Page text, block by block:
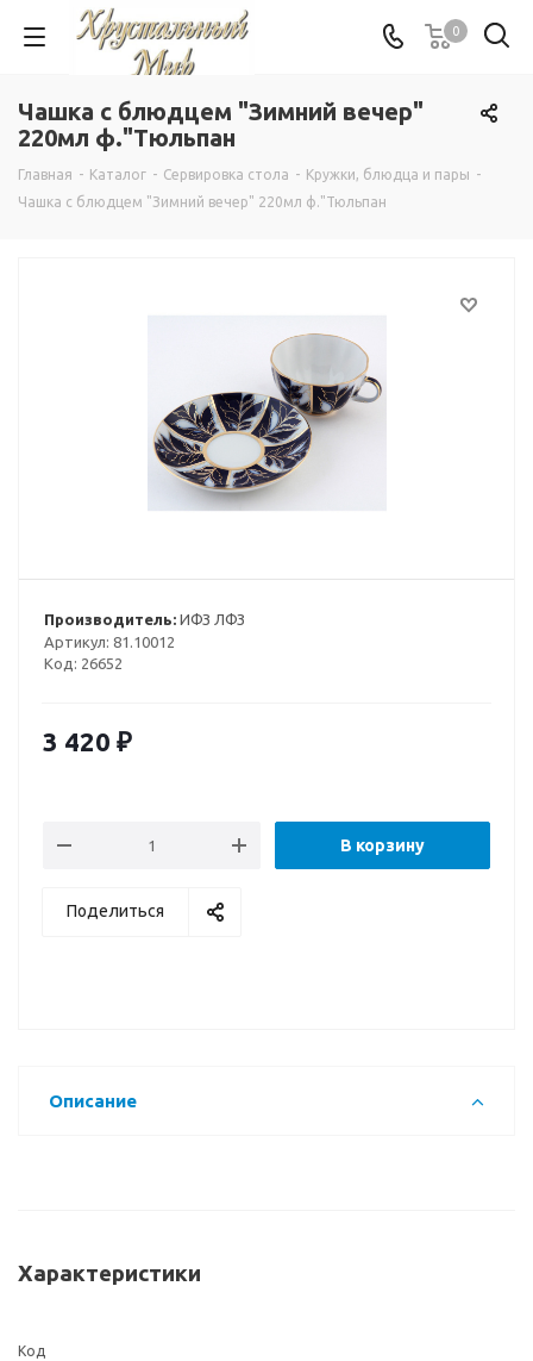
0
Чашка с блюдцем "Зимний вечер"
220мл ф."Тюльпан
Главная - Каталог - Сервировка стола - Кружки, блюдца и пары -
Чашка с блюдцем "Зимний вечер" 220мл ф."Тюльпан
Производитель: ИФЗ ЛФЗ
Артикул: 81.10012
Код: 26652
3 420 ₽
В корзину
Поделиться
Описание
Характеристики
Код